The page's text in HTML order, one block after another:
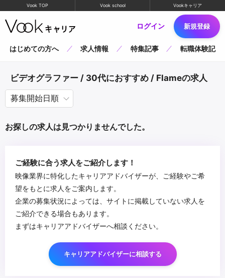
Vook TOP Vook school Vookキャリア
ログイン 新規登録
はじめての方へ 求人情報 特集記事 転職体験記
ビデオグラファー / 30代におすすめ / Flameの求人
お探しの求人は見つかりませんでした。
ご経験に合う求人をご紹介します！
映像業界に特化したキャリアアドバイザーが、ご経験やご希
望をもとに求人をご案内します。
企業の募集状況によっては、サイトに掲載していない求人を
ご紹介できる場合もあります。
まずはキャリアアドバイザーへ相談ください。
キャリアアドバイザーに相談する